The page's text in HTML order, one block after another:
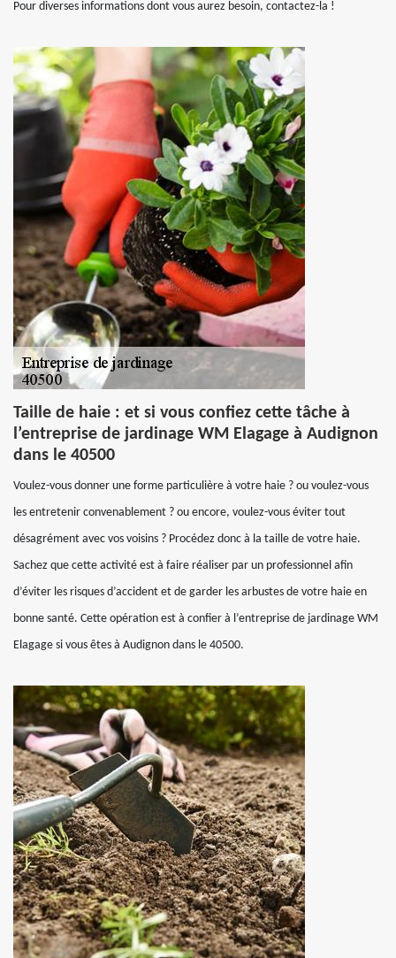
Pour diverses informations dont vous aurez besoin, contactez-la !
Taille de haie : et si vous confiez cette tâche à
l’entreprise de jardinage WM Elagage à Audignon
dans le 40500
Voulez-vous donner une forme particulière à votre haie ? ou voulez-vous
les entretenir convenablement ? ou encore, voulez-vous éviter tout
désagrément avec vos voisins ? Procédez donc à la taille de votre haie.
Sachez que cette activité est à faire réaliser par un professionnel afin
d’éviter les risques d’accident et de garder les arbustes de votre haie en
bonne santé. Cette opération est à confier à l’entreprise de jardinage WM
Elagage si vous êtes à Audignon dans le 40500.